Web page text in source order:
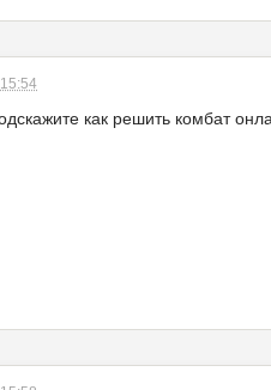
как решить комбат